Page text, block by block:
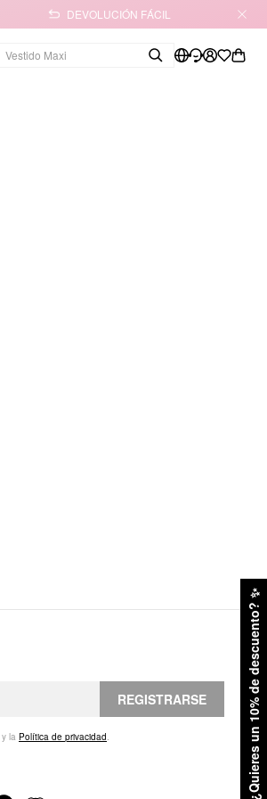
DEVOLUCIÓN FÁCIL
¿Quieres un 10% de descuento?
✨
REGISTRARSE
y la Política de privacidad.